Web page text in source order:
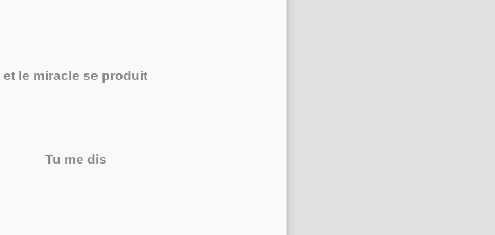
et le miracle se produit
Tu me dis